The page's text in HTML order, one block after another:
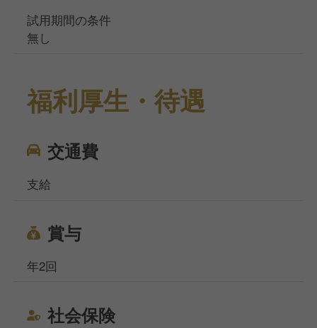
試用期間の条件
無し
福利厚生・待遇
交通費
支給
賞与
年2回
社会保険